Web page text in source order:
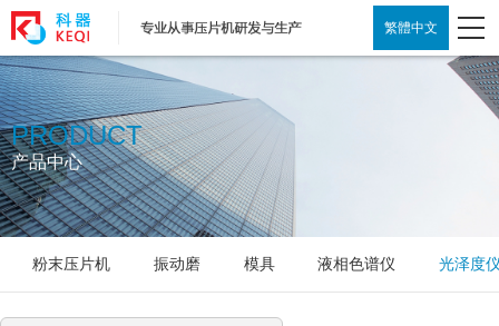
繁體中文
PRODUCT
产品中心
粉末压片机 振动磨 模具 液相色谱仪 光泽度